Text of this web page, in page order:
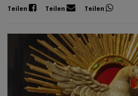
Teilen Teilen Teilen